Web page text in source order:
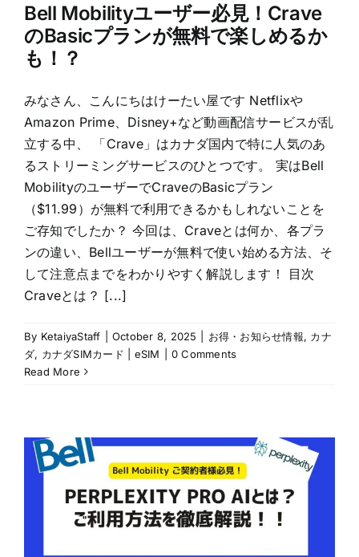
Bell Mobilityユーザー必見！Crave
のBasicプランが無料で楽しめるか
も！？
みなさん、こんにちはけーたい屋です Netflixや
Amazon Prime、Disney+など動画配信サービスが乱
立する中、 「Crave」はカナダ国内で特に人気のあ
るストリーミングサービスのひとつです。 実はBell
MobilityのユーザーでCraveのBasicプラン
（$11.99）が無料で利用できるかもしれないことを
ご存知でしたか？ 今回は、Craveとは何か、各プラ
ンの違い、Bellユーザーが無料で使い始める方法、そ
して注意点までをわかりやすく解説します！ 目次
Craveとは？ [...]
By KetaiyaStaff October 8, 2025 お得・お知らせ情報, カナ
ダ, カナダSIMカード | eSIM
0 Comments
Read More